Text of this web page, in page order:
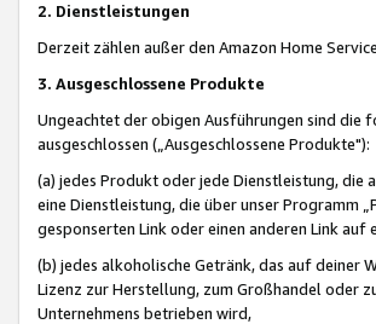
2. Dienstleistungen
Derzeit zählen außer den Amazon Home
3. Ausgeschlossene Produkte
Ungeachtet der obigen Ausführungen sind
ausgeschlossen („Ausgeschlossene Produkte"):
(a) jedes Produkt oder jede Dienstleistung,
eine Dienstleistung, die über unser Programm
gesponserten Link oder einen anderen Link
(b) jedes alkoholische Getränk, das auf deiner
Lizenz zur Herstellung, zum Großhandel oder
Unternehmens betrieben wird,